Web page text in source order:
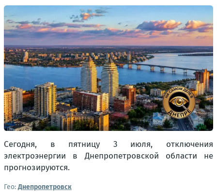
Сегодня, в пятницу 3 июля, отключения
электроэнергии в Днепропетровской области не
прогнозируются.
Гео:Днепропетровск